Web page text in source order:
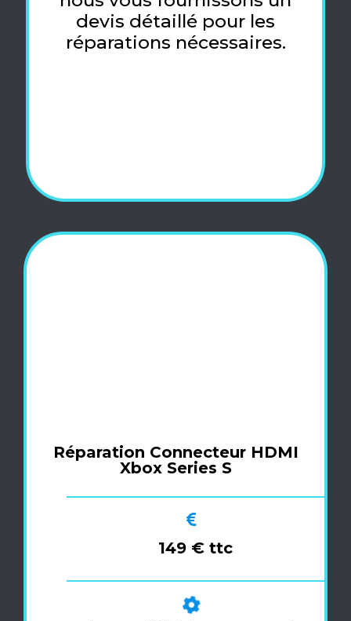
devis détaillé pour les
réparations nécessaires.
Réparation Connecteur HDMI
Xbox Series S
149 € ttc